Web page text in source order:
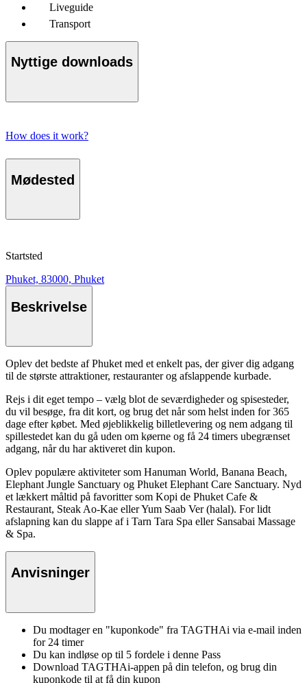
Liveguide
Transport
Nyttige downloads
How does it work?
Mødested
Startsted
Phuket, 83000, Phuket
Beskrivelse
Oplev det bedste af Phuket med et enkelt pas, der giver dig adgang
til de største attraktioner, restauranter og afslappende kurbade.
Rejs i dit eget tempo – vælg blot de seværdigheder og spisesteder,
du vil besøge, fra dit kort, og brug det når som helst inden for 365
dage efter købet. Med øjeblikkelig billetlevering og nem adgang til
spillestedet kan du gå uden om køerne og få 24 timers ubegrænset
adgang, når du har aktiveret din kupon.
Oplev populære aktiviteter som Hanuman World, Banana Beach,
Elephant Jungle Sanctuary og Phuket Elephant Care Sanctuary. Nyd
et lækkert måltid på favoritter som Kopi de Phuket Cafe &
Restaurant, Steak Ao-Kae eller Yum Saab Ver (halal). For lidt
afslapning kan du slappe af i Tarn Tara Spa eller Sansabai Massage
& Spa.
Anvisninger
Du modtager en "kuponkode" fra TAGTHAi via e-mail inden
for 24 timer
Du kan indløse op til 5 fordele i denne Pass
Download TAGTHAi-appen på din telefon, og brug din
kuponkode til at få din kupon